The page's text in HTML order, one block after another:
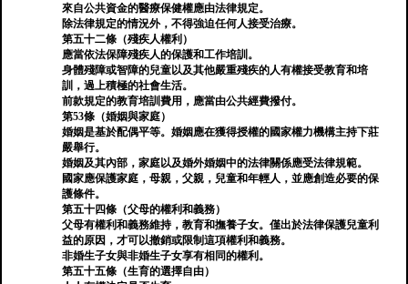
來自公共資金的醫療保健權應由法律規定。
除法律規定的情況外，不得強迫任何人接受治療。
第五十二條（殘疾人權利）
應當依法保障殘疾人的保護和工作培訓。
身體殘障或智障的兒童以及其他嚴重殘疾的人有權接受教育和培
訓，過上積極的社會生活。
前款規定的教育培訓費用，應當由公共經費撥付。
第53條（婚姻與家庭）
婚姻是基於配偶平等。婚姻應在獲得授權的國家權力機構主持下莊
嚴舉行。
婚姻及其內部，家庭以及婚外婚姻中的法律關係應受法律規範。
國家應保護家庭，母親，父親，兒童和年輕人，並應創造必要的保
護條件。
第五十四條（父母的權利和義務）
父母有權利和義務維持，教育和撫養子女。僅出於法律保護兒童利
益的原因，才可以撤銷或限制這項權利和義務。
非婚生子女與非婚生子女享有相同的權利。
第五十五條（生育的選擇自由）